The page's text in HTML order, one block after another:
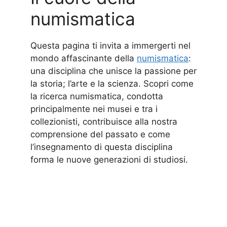
numismatica
Questa pagina ti invita a immergerti nel
mondo affascinante della numismatica:
una disciplina che unisce la passione per
la storia; l’arte e la scienza. Scopri come
la ricerca numismatica, condotta
principalmente nei musei e tra i
collezionisti, contribuisce alla nostra
comprensione del passato e come
l’insegnamento di questa disciplina
forma le nuove generazioni di studiosi.